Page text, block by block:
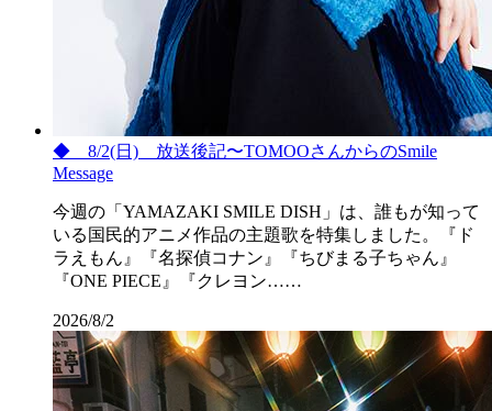
◆ 8/2(日) 放送後記〜TOMOOさんからのSmile
Message
今週の「YAMAZAKI SMILE DISH」は、誰もが知って
いる国民的アニメ作品の主題歌を特集しました。『ド
ラえもん』『名探偵コナン』『ちびまる子ちゃん』
『ONE PIECE』『クレヨン……
2026/8/2